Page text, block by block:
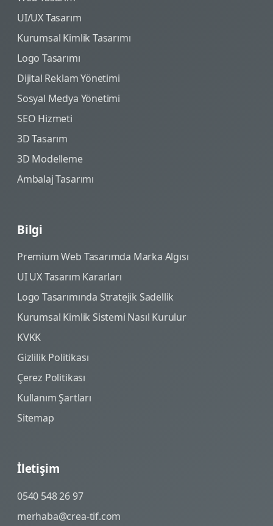
UI/UX Tasarım
Kurumsal Kimlik Tasarımı
Logo Tasarımı
Dijital Reklam Yönetimi
Sosyal Medya Yönetimi
SEO Hizmeti
3D Tasarım
3D Modelleme
Ambalaj Tasarımı
Bilgi
Premium Web Tasarımda Marka Algısı
UI UX Tasarım Kararları
Logo Tasarımında Stratejik Sadellik
Kurumsal Kimlik Sistemi Nasıl Kurulur
KVKK
Gizlilik Politikası
Çerez Politikası
Kullanım Şartları
Sitemap
İletişim
0540 548 26 97
merhaba@crea-tif.com